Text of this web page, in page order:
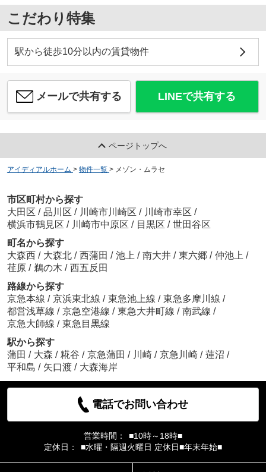
こだわり特集
駅から徒歩10分以内の賃貸物件
メールで共有する LINEで共有する
ページトップへ
アイディアルホーム > 物件一覧 > メゾン・ムラセ
市区町村から探す
大田区 / 品川区 / 川崎市川崎区 / 川崎市幸区 /
横浜市鶴見区 / 川崎市中原区 / 目黒区 / 世田谷区
町名から探す
大森西 / 大森北 / 西蒲田 / 池上 / 南大井 / 東六郷 / 仲池上 /
荏原 / 鵜の木 / 西五反田
路線から探す
京急本線 / 京浜東北線 / 東急池上線 / 東急多摩川線 /
都営浅草線 / 京急空港線 / 東急大井町線 / 南武線 /
京急大師線 / 東急目黒線
駅から探す
蒲田 / 大森 / 糀谷 / 京急蒲田 / 川崎 / 京急川崎 / 蓮沼 /
平和島 / 矢口渡 / 大森海岸
電話でお問い合わせ
営業時間：
■10時～18時■
定休日：
■水曜・隔週火曜日 定休日■年末年始■